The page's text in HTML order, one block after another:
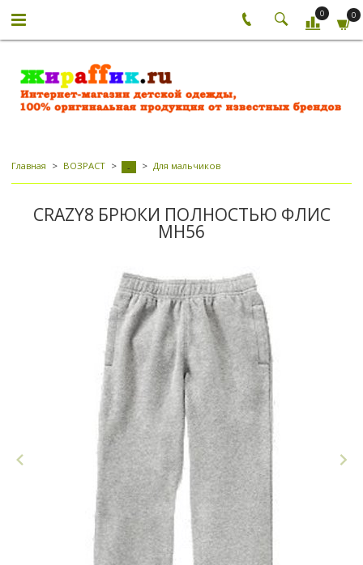
0 0
Главная ВОЗРАСТ - Для мальчиков
CRAZY8 БРЮКИ ПОЛНОСТЬЮ ФЛИС
МН56